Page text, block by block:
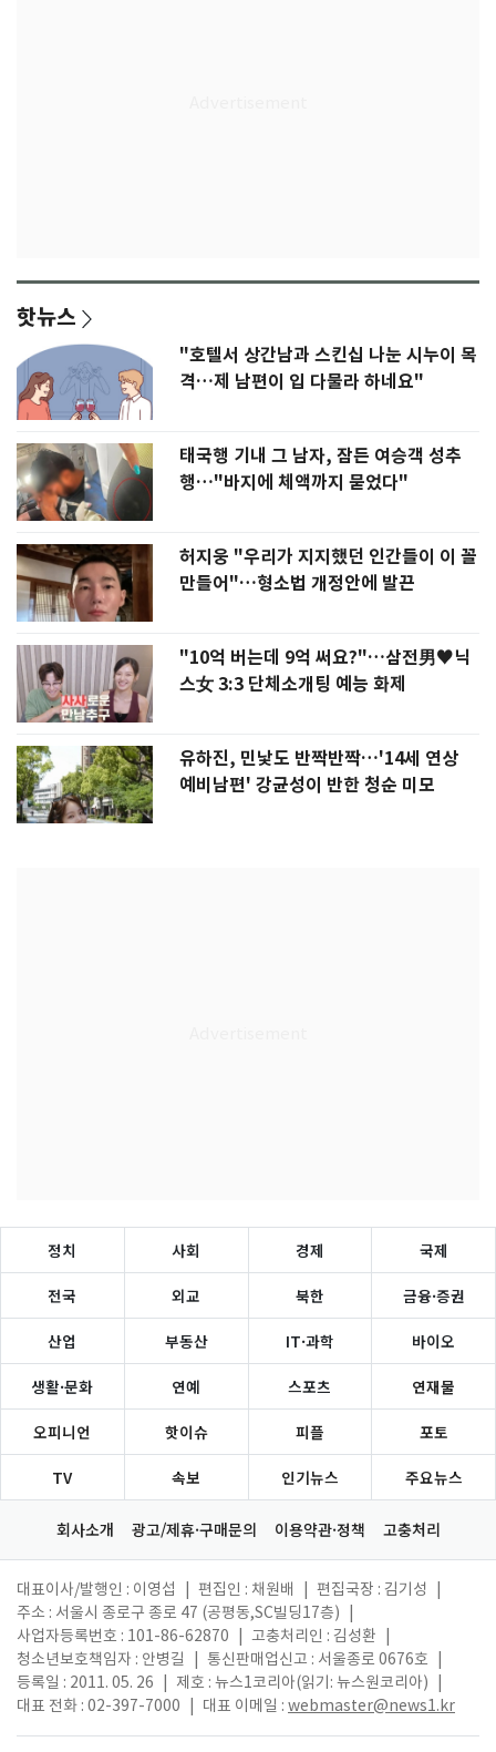
핫뉴스
"호텔서 상간남과 스킨십 나눈 시누이 목
격…제 남편이 입 다물라 하네요"
태국행 기내 그 남자, 잠든 여승객 성추
행…"바지에 체액까지 묻었다"
허지웅 "우리가 지지했던 인간들이 이 꼴
만들어"…형소법 개정안에 발끈
"10억 버는데 9억 써요?"…삼전男♥닉
스女 3:3 단체소개팅 예능 화제
유하진, 민낯도 반짝반짝…'14세 연상
예비남편' 강균성이 반한 청순 미모
정치 사회 경제 국제
전국 외교 북한 금융·증권
산업 부동산 IT·과학 바이오
생활·문화 연예 스포츠 연재물
오피니언 핫이슈 피플 포토
TV 속보 인기뉴스 주요뉴스
회사소개 광고/제휴·구매문의 이용약관·정책 고충처리
대표이사/발행인 : 이영섭 편집인 : 채원배 편집국장 : 김기성
주소 : 서울시 종로구 종로 47 (공평동,SC빌딩17층)
사업자등록번호 : 101-86-62870
고충처리인 : 김성환
청소년보호책임자 : 안병길
통신판매업신고 : 서울종로 0676호
등록일 : 2011. 05. 26
제호 : 뉴스1코리아(읽기: 뉴스원코리아)
대표 전화 : 02-397-7000
대표 이메일 : webmaster@news1.kr